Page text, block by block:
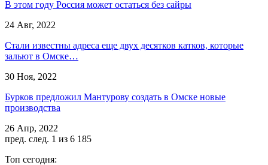
В этом году Россия может остаться без сайры
24 Авг, 2022
Стали известны адреса еще двух десятков катков, которые
зальют в Омске…
30 Ноя, 2022
Бурков предложил Мантурову создать в Омске новые
производства
26 Апр, 2022
пред. след. 1 из 6 185
Топ сегодня: